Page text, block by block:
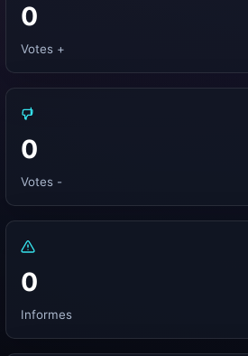
0
Votes +
0
Votes -
0
Informes